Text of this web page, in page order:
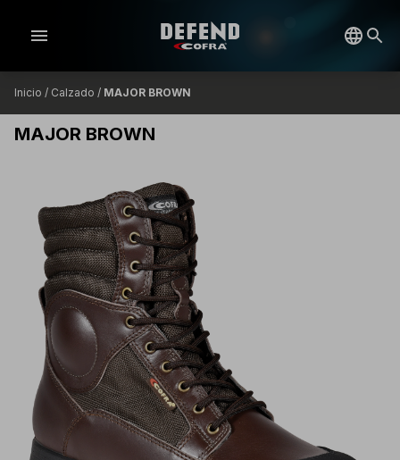
menu
Inicio / Calzado / MAJOR BROWN
MAJOR BROWN